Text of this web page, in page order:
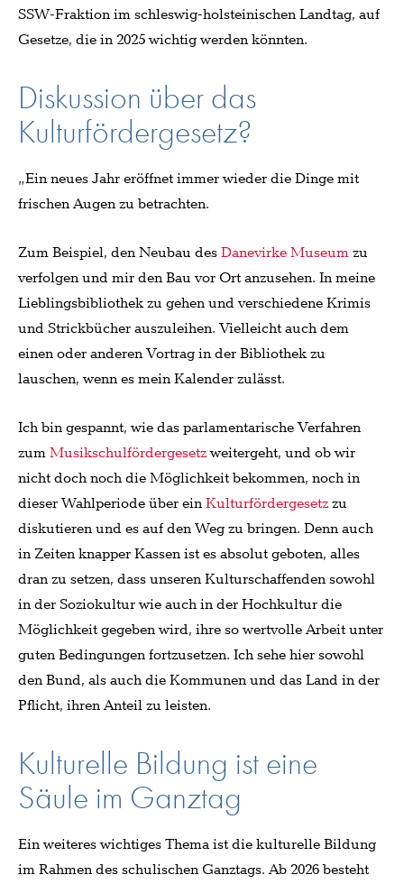
SSW-Fraktion im schleswig-holsteinischen Landtag, auf
Gesetze, die in 2025 wichtig werden könnten.
Diskussion über das
Kulturfördergesetz?
„Ein neues Jahr eröffnet immer wieder die Dinge mit
frischen Augen zu betrachten.
Zum Beispiel, den Neubau desDanevirke Museumzu
verfolgen und mir den Bau vor Ort anzusehen. In meine
Lieblingsbibliothek zu gehen und verschiedene Krimis
und Strickbücher auszuleihen. Vielleicht auch dem
einen oder anderen Vortrag in der Bibliothek zu
lauschen, wenn es mein Kalender zulässt.
Ich bin gespannt, wie das parlamentarische Verfahren
zumMusikschulfördergesetzweitergeht, und ob wir
nicht doch noch die Möglichkeit bekommen, noch in
dieser Wahlperiode über einKulturfördergesetzzu
diskutieren und es auf den Weg zu bringen. Denn auch
in Zeiten knapper Kassen ist es absolut geboten, alles
dran zu setzen, dass unseren Kulturschaffenden sowohl
in der Soziokultur wie auch in der Hochkultur die
Möglichkeit gegeben wird, ihre so wertvolle Arbeit unter
guten Bedingungen fortzusetzen. Ich sehe hier sowohl
den Bund, als auch die Kommunen und das Land in der
Pflicht, ihren Anteil zu leisten.
Kulturelle Bildung ist eine
Säule im Ganztag
Ein weiteres wichtiges Thema ist die kulturelle Bildung
im Rahmen des schulischen Ganztags. Ab 2026 besteht